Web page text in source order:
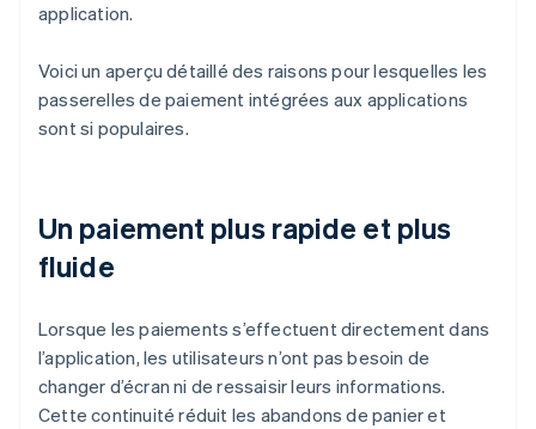
application.
Voici un aperçu détaillé des raisons pour lesquelles les
passerelles de paiement intégrées aux applications
sont si populaires.
Un paiement plus rapide et plus
fluide
Lorsque les paiements s’effectuent directement dans
l’application, les utilisateurs n’ont pas besoin de
changer d’écran ni de ressaisir leurs informations.
Cette continuité réduit les abandons de panier et